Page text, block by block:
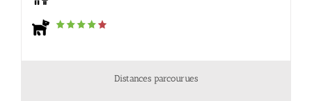
Distances parcourues